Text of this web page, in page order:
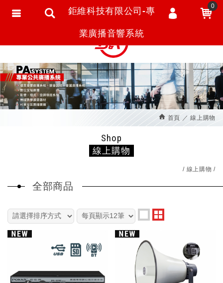
首頁 線上購物
Shop
線上購物
線上購物
全部商品
鉅維科技有限公司-專
業廣播音響系統
0
會員登入
會員註冊
忘記密碼
訂單查詢
追蹤清單
匯款通知
繁體中文